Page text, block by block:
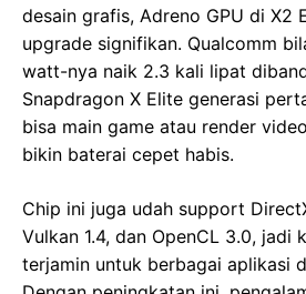
desain grafis, Adreno GPU di X2
upgrade signifikan. Qualcomm
watt-nya naik 2.3 kali lipat
Snapdragon X Elite generasi
bisa main game atau render
bikin baterai cepet habis.
Chip ini juga udah support
Vulkan 1.4, dan OpenCL 3.0, jadi
terjamin untuk berbagai aplikasi